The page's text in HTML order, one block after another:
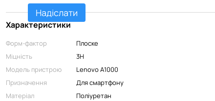
Надіслати
Характеристики
Форм-фактор
Плоске
Міцність
3H
Модель пристрою
Lenovo A1000
Призначення
Для смартфону
Матеріал
Поліуретан